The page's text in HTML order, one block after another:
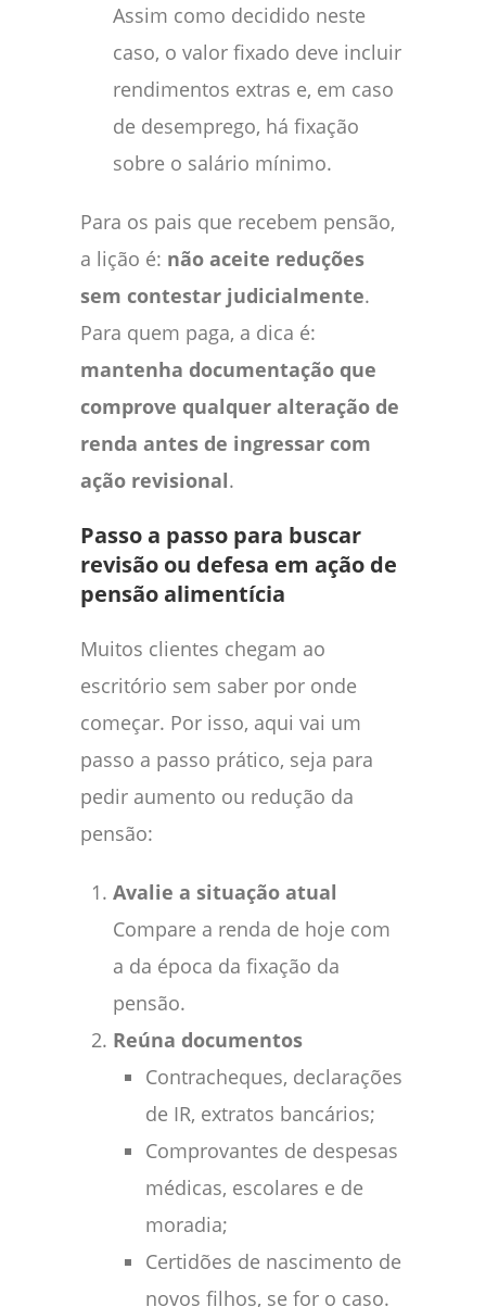
Assim como decidido neste
caso, o valor fixado deve incluir
rendimentos extras e, em caso
de desemprego, há fixação
sobre o salário mínimo.
Para os pais que recebem pensão,
a lição é: não aceite reduções
sem contestar judicialmente.
Para quem paga, a dica é:
mantenha documentação que
comprove qualquer alteração de
renda antes de ingressar com
ação revisional.
Passo a passo para buscar
revisão ou defesa em ação de
pensão alimentícia
Muitos clientes chegam ao
escritório sem saber por onde
começar. Por isso, aqui vai um
passo a passo prático, seja para
pedir aumento ou redução da
pensão:
Avalie a situação atual
Compare a renda de hoje com
a da época da fixação da
pensão.
Reúna documentos
Contracheques, declarações
de IR, extratos bancários;
Comprovantes de despesas
médicas, escolares e de
moradia;
Certidões de nascimento de
novos filhos, se for o caso.